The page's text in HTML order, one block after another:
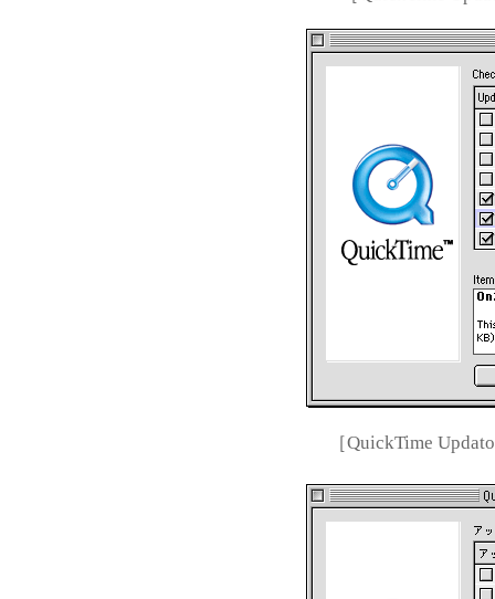
［QuickTime